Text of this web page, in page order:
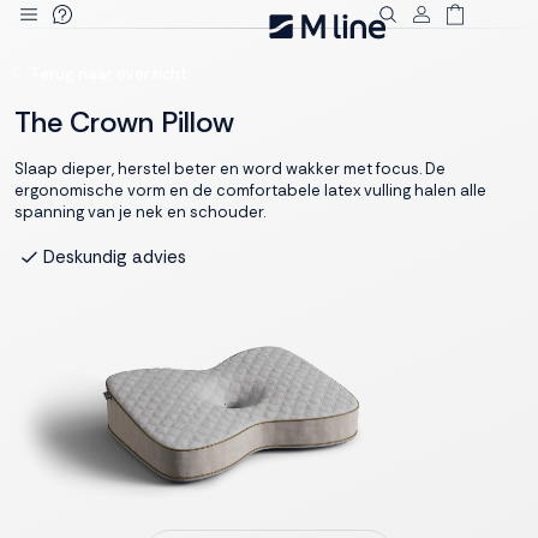
cookies
M line plaatst
functionele,
website goed, terwijl
de analytische
cookies ons helpen
om de website te
verbeteren. Via de
kunnen we jouw
The Crown Pillow
Slaap dieper, herstel beter en word wakker met focus. De
ergonomische vorm en de comfortabele latex vulling halen alle
spanning van je nek en schouder.
Tot 3 jaar garantie